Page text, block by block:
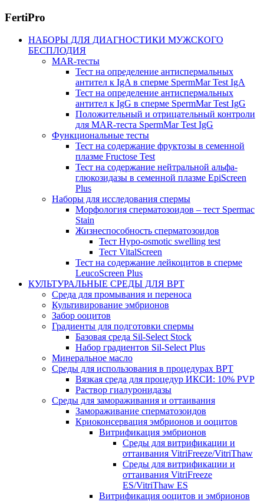
FertiPro
НАБОРЫ ДЛЯ ДИАГНОСТИКИ МУЖСКОГО
БЕСПЛОДИЯ
MAR-тесты
Тест на определение антиспермальных
антител к IgA в сперме SpermMar Test IgA
Тест на определение антиспермальных
антител к IgG в сперме SpermMar Test IgG
Положительный и отрицательный контроли
для MAR-теста SpermMar Test IgG
Функциональные тесты
Тест на содержание фруктозы в семенной
плазме Fructose Test
Тест на содержание нейтральной альфа-
глюкозидазы в семенной плазме EpiScreen
Plus
Наборы для исследования спермы
Морфология сперматозоидов – тест Spermac
Stain
Жизнеспособность сперматозоидов
Тест Hypo-osmotic swelling test
Тест VitalScreen
Тест на содержание лейкоцитов в сперме
LeucoScreen Plus
КУЛЬТУРАЛЬНЫЕ СРЕДЫ ДЛЯ ВРТ
Среда для промывания и переноса
Культивирование эмбрионов
Забор ооцитов
Градиенты для подготовки спермы
Базовая среда Sil-Select Stock
Набор градиентов Sil-Select Plus
Минеральное масло
Среды для использования в процедурах ВРТ
Вязкая среда для процедур ИКСИ: 10% PVP
Раствор гиалуронидазы
Среды для замораживания и оттаивания
Замораживание сперматозоидов
Криоконсервация эмбрионов и ооцитов
Витрификация эмбрионов
Среды для витрификации и
оттаивания VitriFreeze/VitriThaw
Среды для витрификации и
оттаивания VitriFreeze
ES/VitriThaw ES
Витрификация ооцитов и эмбрионов